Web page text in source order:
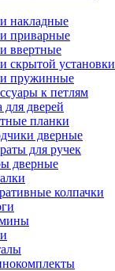
накладные
приварные
ввертные
скрытой установки
пружинные
к петлям
дверей
планки
дверные
для ручек
дверные
колпачки